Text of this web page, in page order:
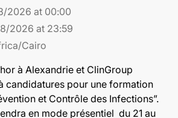
2026 at 00:00
2026 at 23:59
Cairo
à Alexandrie et ClinGroup
candidatures pour une formation
et Contrôle des Infections”.
en mode présentiel du 21 au